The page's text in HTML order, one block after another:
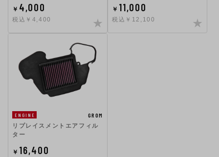
￥ 4,000
税込￥4,400
￥ 11,000
税込￥12,100
ENGINE
GROM
リプレイスメントエアフィル
ター
￥ 16,400